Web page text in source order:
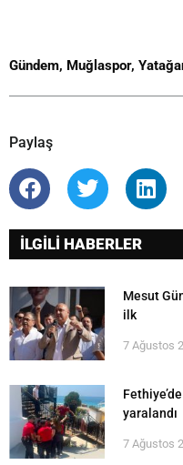
Gündem, Muğlaspor,
Paylaş
İLGİLİ HABERLER
Mesut
ilk
7 Ağustos
yaralandı
7 Ağustos